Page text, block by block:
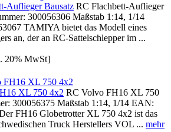
Auflieger Bausatz RC Flachbett-Auflieger
300056306 Maßstab 1:14, 1/14
TAMIYA bietet das Modell eines
an, der an RC-Sattelschlepper im ...
20% MwSt]
XL 750 4x2 RC Volvo FH16 XL 750
300056375 Maßstab 1:14, 1/14 EAN:
FH16 Globetrotter XL 750 4x2 ist das
Truck Herstellers VOL ... mehr